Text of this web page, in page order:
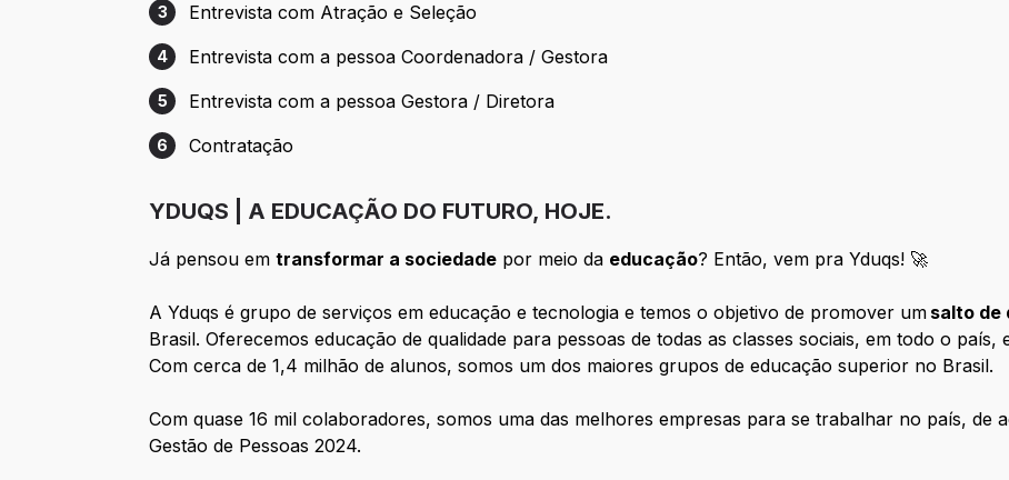
Etapa 3: Entrevista com Atração e Seleção
3 Entrevista com Atração e Seleção
Etapa 4: Entrevista com a pessoa Coordenadora / Gestora
4 Entrevista com a pessoa Coordenadora / Gestora
Etapa 5: Entrevista com a pessoa Gestora / Diretora
5 Entrevista com a pessoa Gestora / Diretora
Etapa 6: Contratação
6 Contratação
YDUQS | A EDUCAÇÃO DO FUTURO, HOJE.
Já pensou emtransformar a sociedade por meio da educação? Então, vem pra Yduqs! 🚀
A Yduqs é grupo de serviços em educação e tecnologia e temos o objetivo de promover um salto de
Brasil. Oferecemos educação de qualidade para pessoas de todas as classes sociais, em todo o país,
Com cerca de 1,4 milhão de alunos, somos um dos maiores grupos de educação superior no Brasil.
Com quase 16 mil colaboradores, somos uma das melhores empresas para se trabalhar no país, de
Gestão de Pessoas 2024.